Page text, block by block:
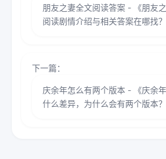
朋友之妻全文阅读答案 - 《朋友
阅读剧情介绍与相关答案在哪找？
下一篇：
庆余年怎么有两个版本 - 《庆余
什么差异，为什么会有两个版本？